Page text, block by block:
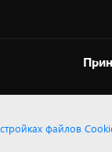
файлов